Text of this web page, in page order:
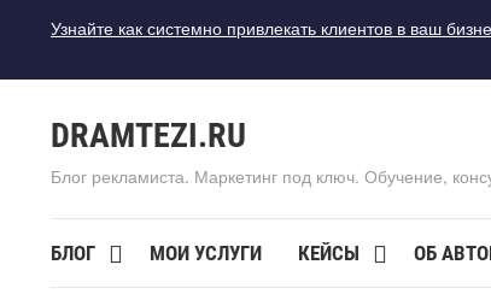
Узнайте как системно привлекать клиентов в ваш
DRAMTEZI.RU
Блог рекламиста. Маркетинг под ключ. Обучение,
БЛОГ МОИ УСЛУГИ КЕЙСЫ ОБ